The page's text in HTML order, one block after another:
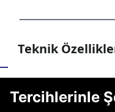
Teknik
Tercihlerinle